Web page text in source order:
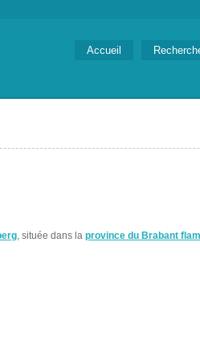
Accueil
, située dans la province du Brabant